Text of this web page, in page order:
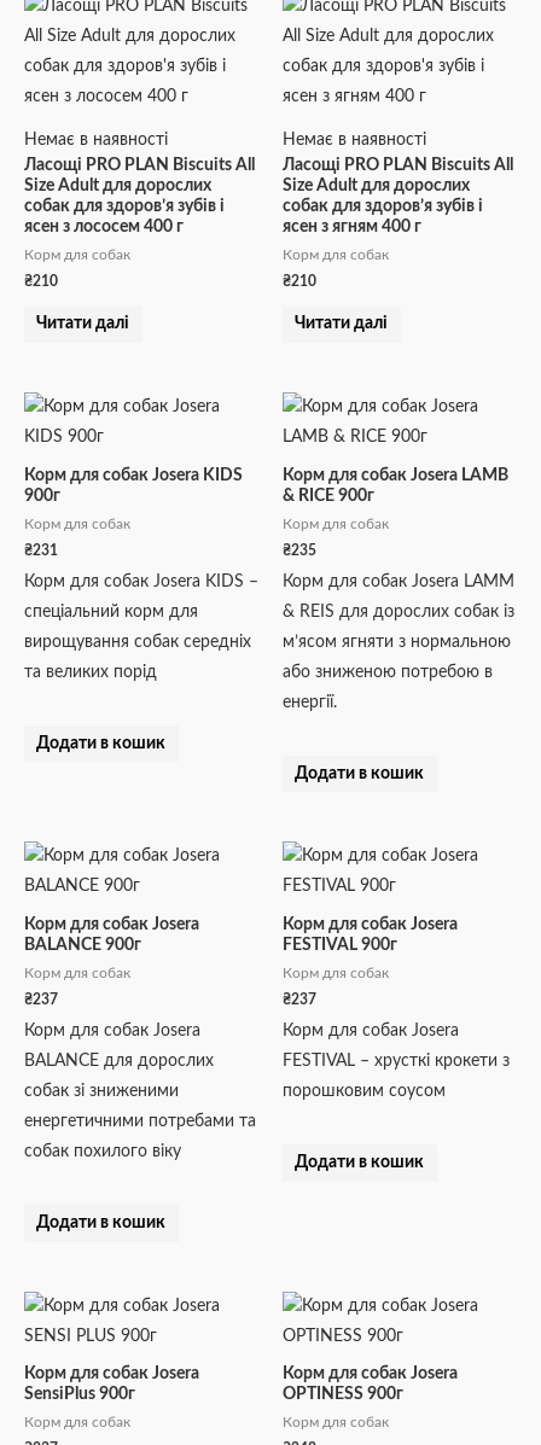
Немає в наявності
Ласощі PRO PLAN Biscuits All
Size Adult для дорослих
собак для здоров’я зубів і
ясен з лососем 400 г
Корм для собак
₴210
Читати далі
Немає в наявності
Ласощі PRO PLAN Biscuits All
Size Adult для дорослих
собак для здоров’я зубів і
ясен з ягням 400 г
Корм для собак
₴210
Читати далі
Корм для собак Josera KIDS
900г
Корм для собак
₴231
Корм для собак Josera KIDS –
спеціальний корм для
вирощування собак середніх
та великих порід
Додати в кошик
Корм для собак Josera LAMB
& RICE 900г
Корм для собак
₴235
Корм для собак Josera LAMM
& REIS для дорослих собак із
м’ясом ягняти з нормальною
або зниженою потребою в
енергії.
Додати в кошик
Корм для собак Josera
BALANCE 900г
Корм для собак
₴237
Корм для собак Josera
BALANCE для дорослих
собак зі зниженими
енергетичними потребами та
собак похилого віку
Додати в кошик
Корм для собак Josera
FESTIVAL 900г
Корм для собак
₴237
Корм для собак Josera
FESTIVAL – хрусткі крокети з
порошковим соусом
Додати в кошик
Корм для собак Josera
SensiPlus 900г
Корм для собак
Корм для собак Josera
OPTINESS 900г
Корм для собак